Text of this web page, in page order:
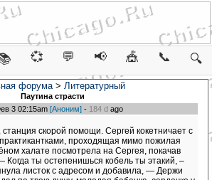
💞 💬 📢 🎪 📞 🔍
форума> Литературный
Паутина страсти
3 02:15am [Аноним]- 184 dago
скорой помощи. Сергей кокетничает с
проходящая мимо пожилая
халате посмотрела на Сергея, покачав
Когда ты остепенишься кобель ты этакий, –
листок с адресом и добавила, — Держи